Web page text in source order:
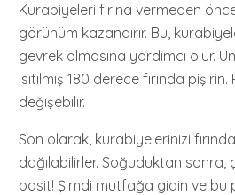
Kurabiyeleri fırına vermeden
görünüm kazandırır. Bu,
gevrek olmasına yardımcı olur.
ısıtılmış 180 derece fırında
değişebilir.
Son olarak, kurabiyelerinizi
dağılabilirler. Soğuduktan
basit! Şimdi mutfağa gidin ve bu